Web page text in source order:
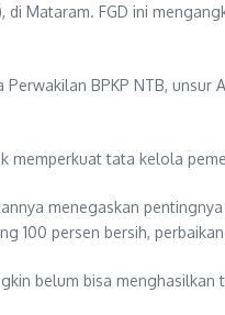
Mataram. FGD ini
BPKP NTB,
memperkuat tata kelola
menegaskan
100 persen bersih,
belum bisa